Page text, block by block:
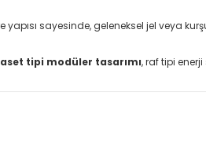
sayesinde, geleneksel jel veya
tipi modüler tasarımı, raf tipi